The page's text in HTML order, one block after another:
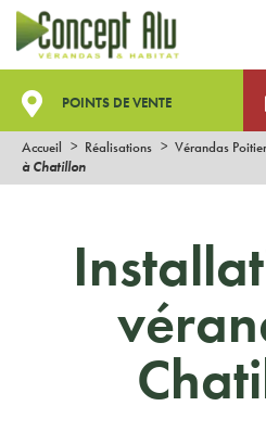
POINTS DE VENTE
Accueil Réalisations Vérandas
à Chatillon